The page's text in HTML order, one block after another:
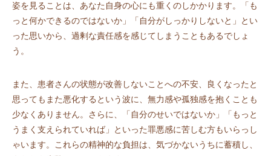
姿を見ることは、あなた自身の心にも重くのしかかります。「も
っと何かできるのではないか」「自分がしっかりしないと」とい
った思いから、過剰な責任感を感じてしまうこともあるでしょ
う。
また、患者さんの状態が改善しないことへの不安、良くなったと
思ってもまた悪化するという波に、無力感や孤独感を抱くことも
少なくありません。さらに、「自分のせいではないか」「もっと
うまく支えられていれば」といった罪悪感に苦しむ方もいらっし
ゃいます。これらの精神的な負担は、気づかないうちに蓄積し、